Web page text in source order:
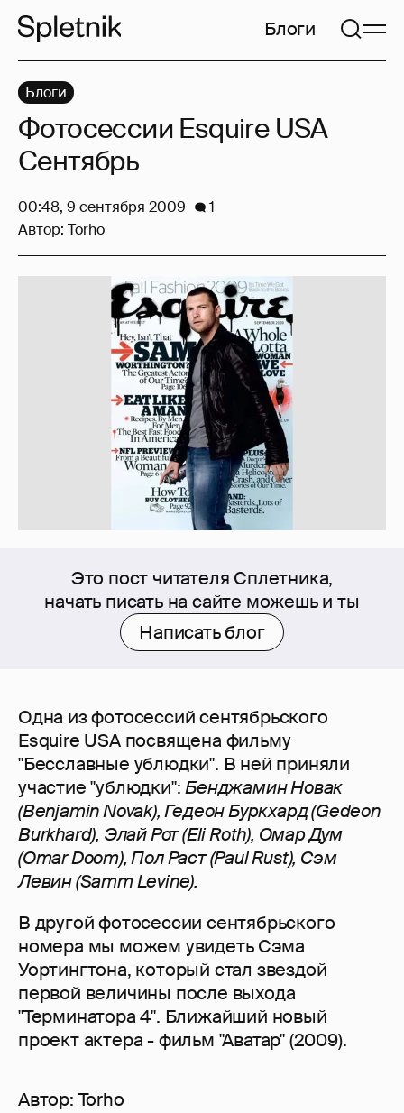
Блоги
Это пост читателя Сплетника,
начать писать на сайте можешь и ты
Написать блог
Одна из фотосессий сентябрьского
Esquire USA посвящена фильму
"Бесславные ублюдки". В ней приняли
участие "ублюдки":Бенджамин Новак
(Benjamin Novak), Гедеон Буркхард (Gedeon
Burkhard), Элай Рот (Eli Roth), Омар Дум
(Omar Doom), Пол Раст (Paul Rust), Сэм
Левин (Samm Levine).
В другой фотосессии сентябрьского
номера мы можем увидеть Сэма
Уортингтона, который стал звездой
первой величины после выхода
"Терминатора 4". Ближайший новый
проект актера - фильм "Аватар" (2009).
Автор: Torho
Блоги
Фотосессии Esquire USA
Сентябрь
00:48, 9 сентября 2009
1
Автор: Torho